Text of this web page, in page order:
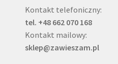
Kontakt telefoniczny:
tel. +48 662 070 168
Kontakt mailowy:
sklep@zawieszam.pl